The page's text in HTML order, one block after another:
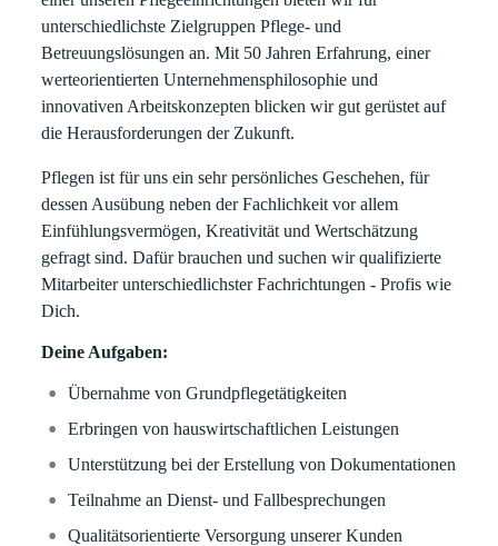
unterschiedlichste Zielgruppen Pflege- und
Betreuungslösungen an. Mit 50 Jahren Erfahrung, einer
werteorientierten Unternehmensphilosophie und
innovativen Arbeitskonzepten blicken wir gut gerüstet auf
die Herausforderungen der Zukunft.
Pflegen ist für uns ein sehr persönliches Geschehen, für
dessen Ausübung neben der Fachlichkeit vor allem
Einfühlungsvermögen, Kreativität und Wertschätzung
gefragt sind. Dafür brauchen und suchen wir qualifizierte
Mitarbeiter unterschiedlichster Fachrichtungen - Profis wie
Dich.
Deine Aufgaben:
Übernahme von Grundpflegetätigkeiten
Erbringen von hauswirtschaftlichen Leistungen
Unterstützung bei der Erstellung von Dokumentationen
Teilnahme an Dienst- und Fallbesprechungen
Qualitätsorientierte Versorgung unserer Kunden